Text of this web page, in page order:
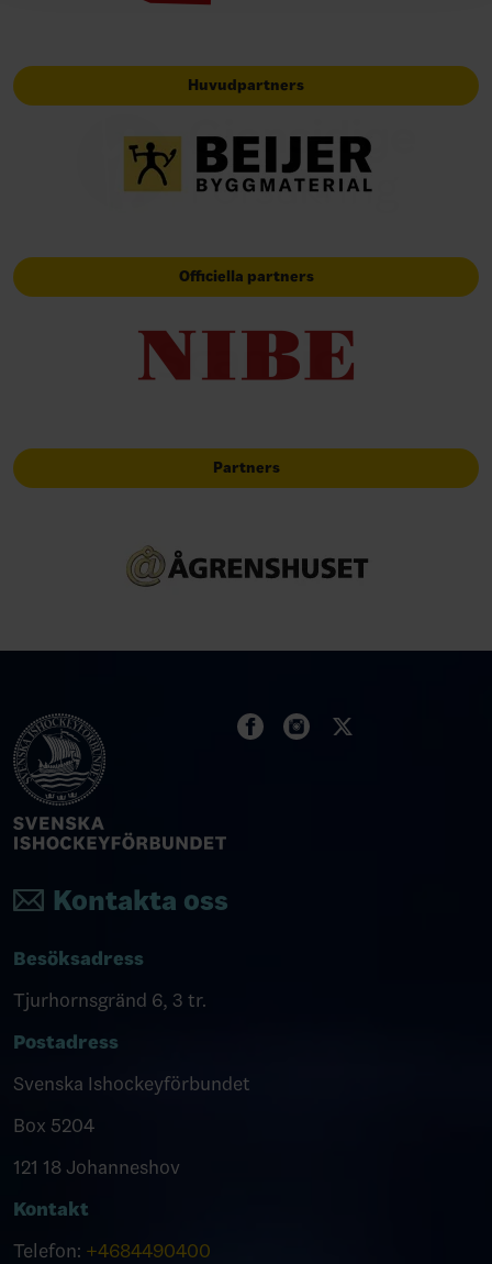
Huvudpartners
Officiella partners
Partners
Kontakta oss
Besöksadress
Tjurhornsgränd 6, 3 tr.
Postadress
Svenska Ishockeyförbundet
Box 5204
121 18 Johanneshov
Kontakt
Telefon: +4684490400